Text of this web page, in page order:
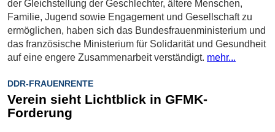
der Gleichstellung der Geschlechter, ältere Menschen,
Familie, Jugend sowie Engagement und Gesellschaft zu
ermöglichen, haben sich das Bundesfrauenministerium und
das französische Ministerium für Solidarität und Gesundheit
auf eine engere Zusammenarbeit verständigt. mehr...
DDR-FRAUENRENTE
Verein sieht Lichtblick in GFMK-
Forderung